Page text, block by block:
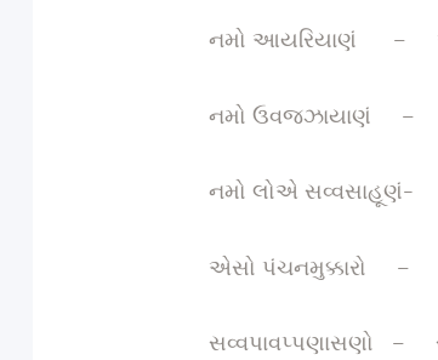
નમો આયરિયાણં –
નમો ઉવજ્ઝાયાણં –
નમો લોએ સવ્વસાહૂણં-
એસો પંચનમુક્કારો –
સવ્વપાવપ્પણાસણો –